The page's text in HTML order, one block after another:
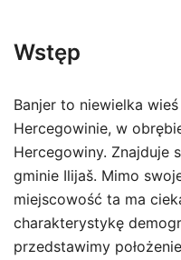
Wstęp
Banjer to niewielka
Hercegowinie, w
Hercegowiny. Znajduje
gminie Ilijaš. Mimo
miejscowość ta ma
charakterystykę
przedstawimy